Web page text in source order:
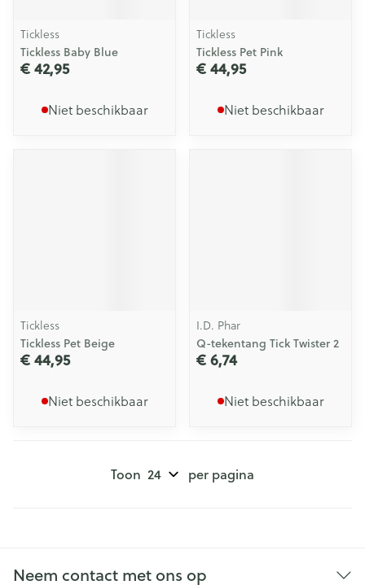
Tickless
Tickless Baby Blue
€ 42,95
Niet beschikbaar
Tickless
Tickless Pet Pink
€ 44,95
Niet beschikbaar
Tickless
Tickless Pet Beige
€ 44,95
Niet beschikbaar
I.D. Phar
Q-tekentang Tick Twister 2
€ 6,74
Niet beschikbaar
Toon per pagina
Neem contact met ons op